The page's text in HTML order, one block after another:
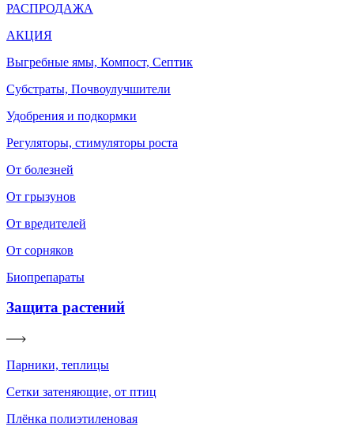
РАСПРОДАЖА
АКЦИЯ
Выгребные ямы, Компост, Септик
Субстраты, Почвоулучшители
Удобрения и подкормки
Регуляторы, стимуляторы роста
От болезней
От грызунов
От вредителей
От сорняков
Биопрепараты
Защита растений
Парники, теплицы
Сетки затеняющие, от птиц
Плёнка полиэтиленовая